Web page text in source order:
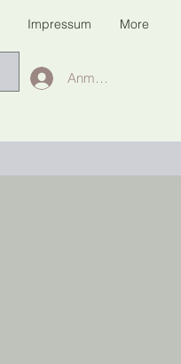
Impressum More
Anmelden